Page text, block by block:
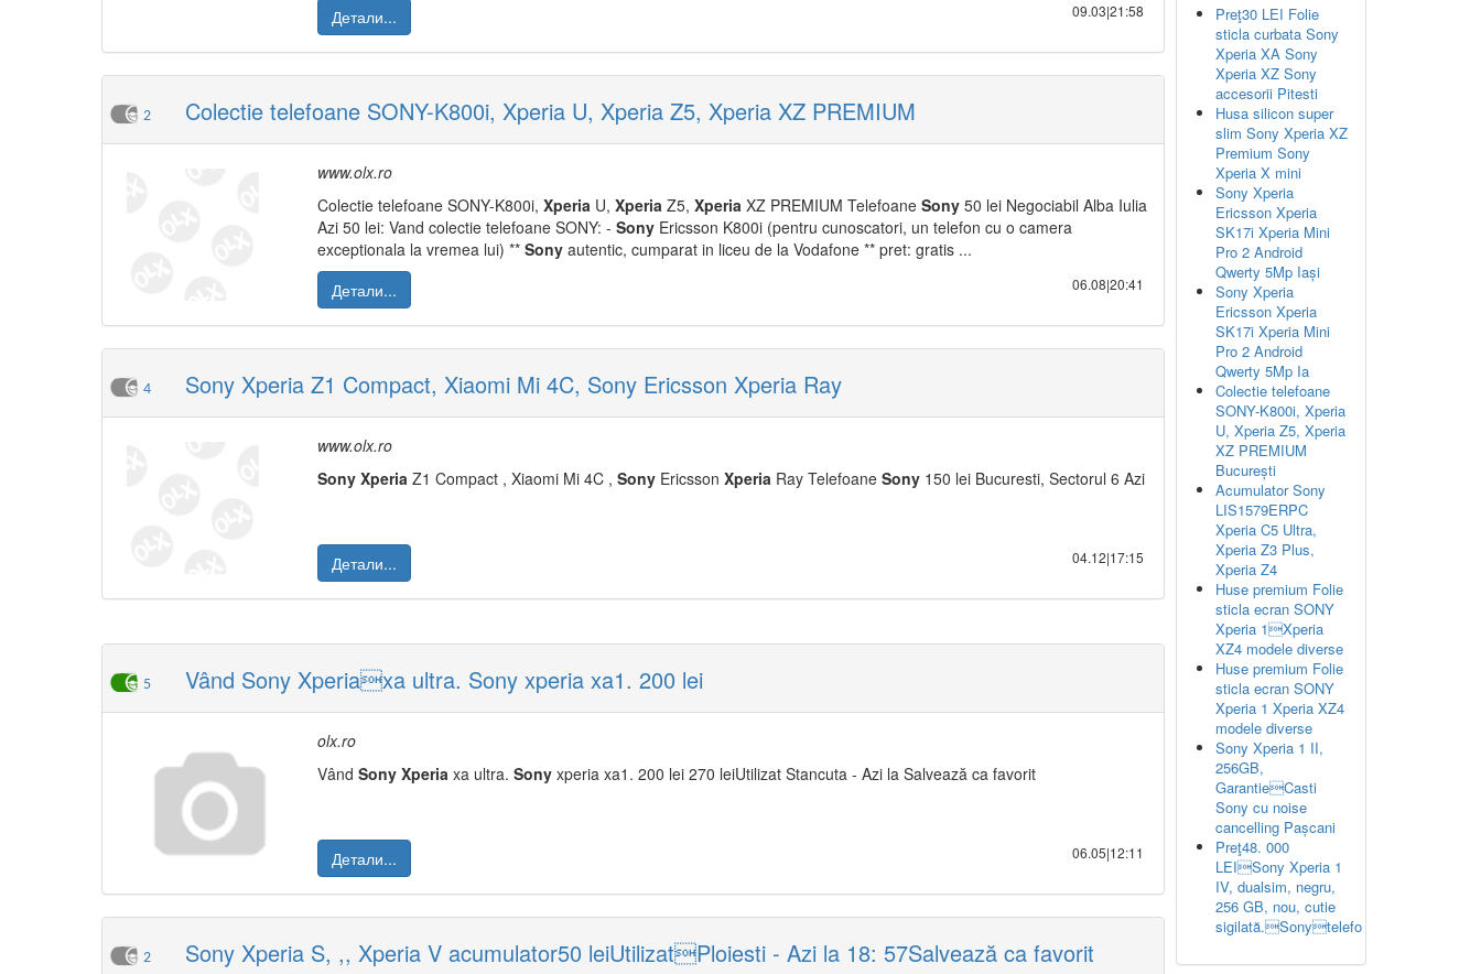
Детали...
09.03|21:58
2 Colectie telefoane SONY-K800i, Xperia U, Xperia Z5, Xperia XZ PREMIUM
www.olx.ro
Colectie telefoane SONY-K800i, Xperia U, Xperia Z5, Xperia XZ PREMIUM Telefoane Sony 50 lei Negociabil Alba Iulia
Azi 50 lei: Vand colectie telefoane SONY: - Sony Ericsson K800i (pentru cunoscatori, un telefon cu o camera
exceptionala la vremea lui) ** Sony autentic, cumparat in liceu de la Vodafone ** pret: gratis ...
Детали...
06.08|20:41
4 Sony Xperia Z1 Compact, Xiaomi Mi 4C, Sony Ericsson Xperia Ray
www.olx.ro
Sony Xperia Z1 Compact , Xiaomi Mi 4C , Sony Ericsson Xperia Ray Telefoane Sony 150 lei Bucuresti, Sectorul 6 Azi
Детали... 04.12|17:15
5 Vând Sony Xperiaxa ultra. Sony xperia xa1. 200 lei
olx.ro
Vând Sony Xperia xa ultra. Sony xperia xa1. 200 lei 270 leiUtilizat Stancuta - Azi la Salvează ca favorit
Детали... 06.05|12:11
2 Sony Xperia S, ,, Xperia V acumulator50 leiUtilizatPloiesti - Azi la 18: 57Salvează ca favorit
Preţ30 LEI Folie
sticla curbata Sony
Xperia XA Sony
Xperia XZ Sony
accesorii Pitesti
Husa silicon super
slim Sony Xperia XZ
Premium Sony
Xperia X mini
Sony Xperia
Ericsson Xperia
SK17i Xperia Mini
Pro 2 Android
Qwerty 5Mp Iași
Sony Xperia
Ericsson Xperia
SK17i Xperia Mini
Pro 2 Android
Qwerty 5Mp Ia
Colectie telefoane
SONY-K800i, Xperia
U, Xperia Z5, Xperia
XZ PREMIUM
București
Acumulator Sony
LIS1579ERPC
Xperia C5 Ultra,
Xperia Z3 Plus,
Xperia Z4
Huse premium Folie
sticla ecran SONY
Xperia 1Xperia
XZ4 modele diverse
Huse premium Folie
sticla ecran SONY
Xperia 1 Xperia XZ4
modele diverse
Sony Xperia 1 II,
256GB,
GarantieCasti
Sony cu noise
cancelling Pașcani
Preţ48. 000
LEISony Xperia 1
IV, dualsim, negru,
256 GB, nou, cutie
sigilată.Sonytelefo